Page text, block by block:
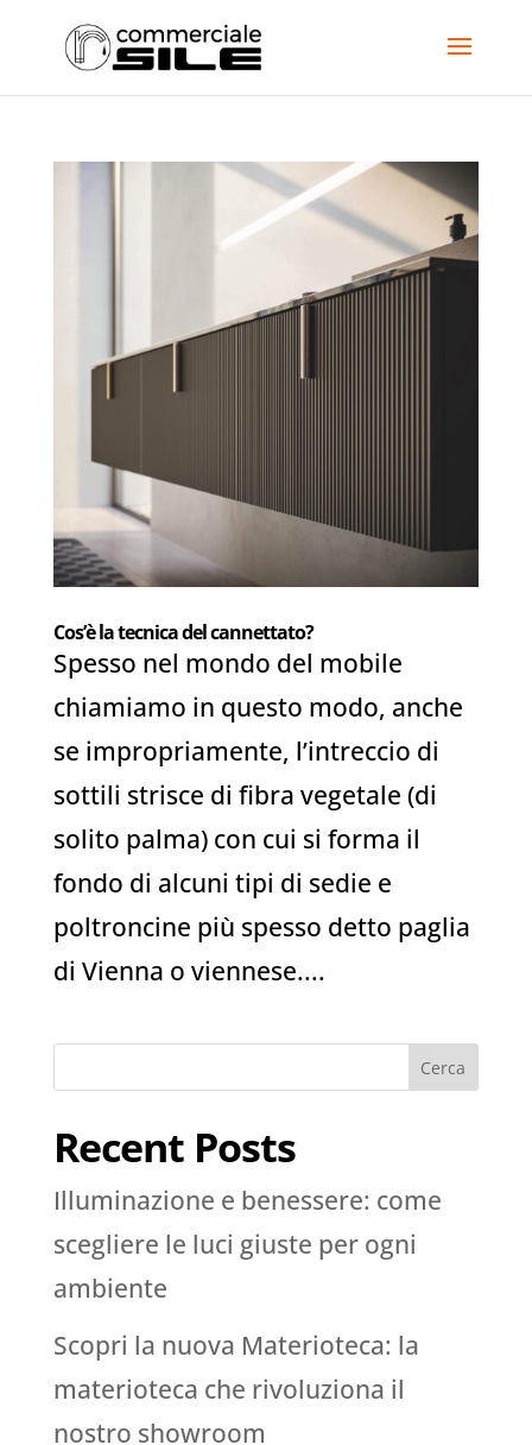
Cos’è la tecnica del cannettato?
Spesso nel mondo del mobile
chiamiamo in questo modo, anche
se impropriamente, l’intreccio di
sottili strisce di fibra vegetale (di
solito palma) con cui si forma il
fondo di alcuni tipi di sedie e
poltroncine più spesso detto paglia
di Vienna o viennese....
Cerca
Recent Posts
Illuminazione e benessere: come
scegliere le luci giuste per ogni
ambiente
Scopri la nuova Materioteca: la
materioteca che rivoluziona il
nostro showroom